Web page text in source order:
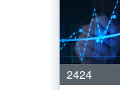
2424